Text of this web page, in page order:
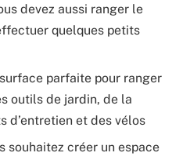
devez aussi ranger le
quelques petits
parfaite pour ranger
outils de jardin, de la
d’entretien et des vélos
souhaitez créer un espace